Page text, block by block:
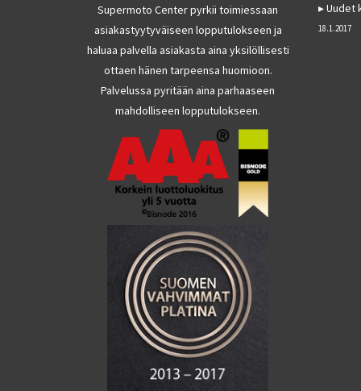
Supermoto Center pyrkii toimiessaan
asiakastyytyväiseen lopputulokseen ja
haluaa palvella asiakasta aina yksilöllisesti
ottaen hänen tarpeensa huomioon.
Palvelussa pyritään aina parhaaseen
mahdolliseen lopputulokseen.
Uudet
18.1.2017